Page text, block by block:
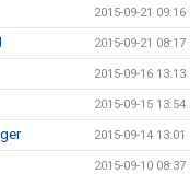
2015-09-21 09:16
2015-09-21 08:17
2015-09-16 13:13
2015-09-15 13:54
2015-09-14 13:01
2015-09-10 08:37